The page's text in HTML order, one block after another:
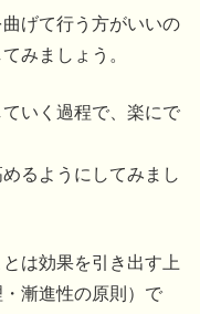
げて行う方がいいの
みましょう。
いく過程で、楽にで
るようにしてみまし
は効果を引き出す上
漸進性の原則）で